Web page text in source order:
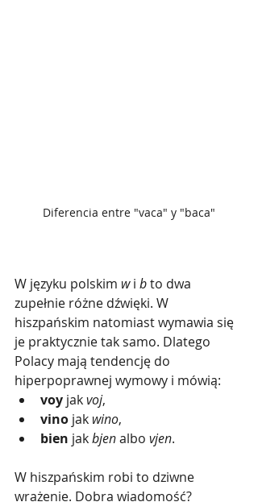
Diferencia entre "vaca" y "baca"
W języku polskim w i b to dwa
zupełnie różne dźwięki. W
hiszpańskim natomiast wymawia się
je praktycznie tak samo. Dlatego
Polacy mają tendencję do
hiperpoprawnej wymowy i mówią:
voy jak voj,
vino jak wino,
bien jak bjen albo vjen.
W hiszpańskim robi to dziwne
wrażenie. Dobra wiadomość?